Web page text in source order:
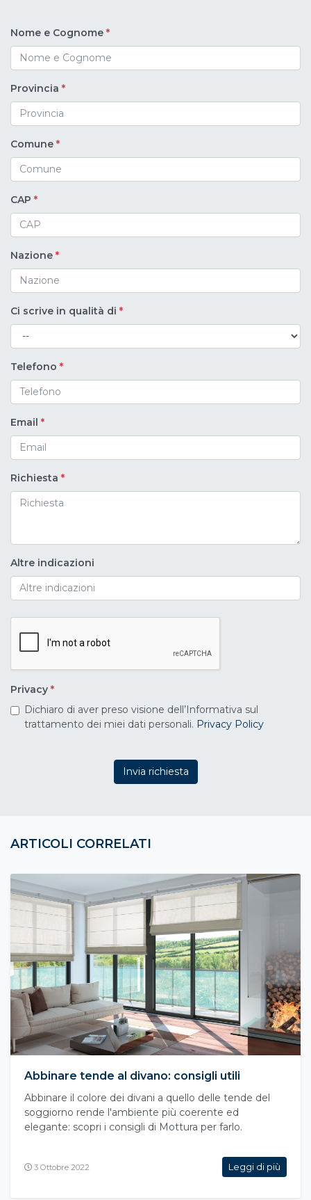
Nome e Cognome *
Provincia *
Comune *
CAP *
Nazione *
Ci scrive in qualità di *
Telefono *
Email *
Richiesta *
Altre indicazioni
Privacy *
Dichiaro di aver preso visione dell’Informativa sul
trattamento dei miei dati personali. Privacy Policy
Invia richiesta
ARTICOLI CORRELATI
Abbinare tende al divano: consigli utili
Abbinare il colore dei divani a quello delle tende del
soggiorno rende l'ambiente più coerente ed
elegante: scopri i consigli di Mottura per farlo.
3 Ottobre 2022 Leggi di più